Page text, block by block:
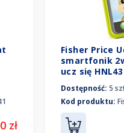
zł
Fisher Price
smartfonik
ucz się HNL43
Dostępność: 5
Kod produktu: